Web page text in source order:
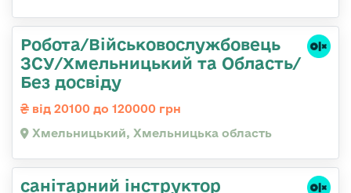
Робота/Військовослужбовець
ЗСУ/Хмельницький та Область/
Без досвіду
від 20100 до 120000 грн
Хмельницький, Хмельницька область
санітарний інструктор